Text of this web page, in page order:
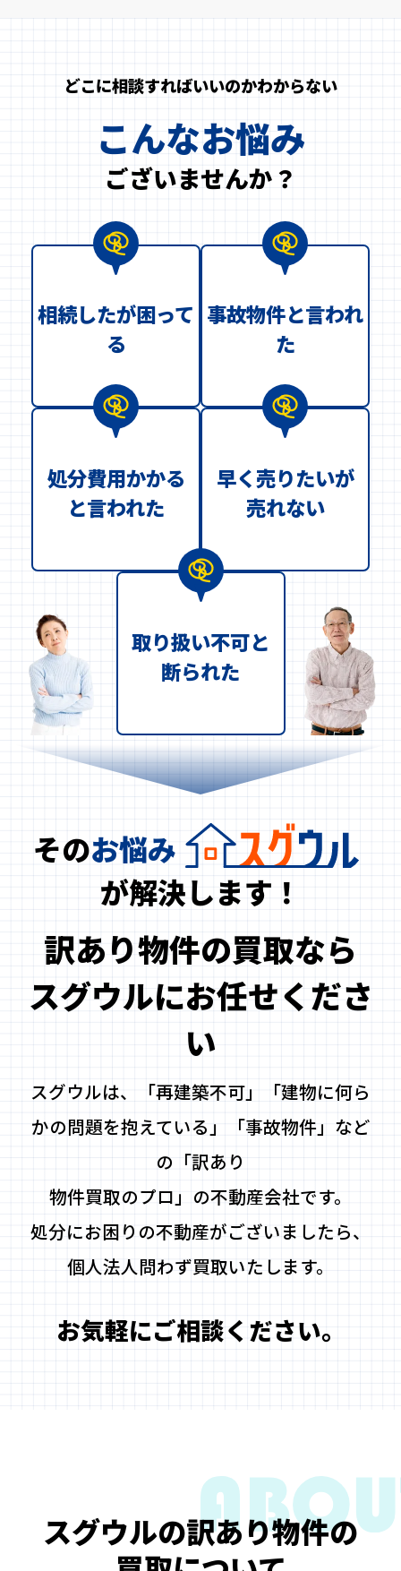
どこに相談すればいいのかわからない
こんなお悩み
ございませんか？
相続したが困って
る
事故物件と言われ
た
処分費用かかる
と言われた
早く売りたいが
売れない
取り扱い不可と
断られた
そのお悩み
が解決します！
訳あり物件の買取なら
スグウルにお任せくださ
い
スグウルは、「再建築不可」「建物に何ら
かの問題を抱えている」「事故物件」など
の「訳あり
物件買取のプロ」の不動産会社です。
処分にお困りの不動産がございましたら、
個人法人問わず買取いたします。
お気軽にご相談ください。
スグウルの訳あり物件の